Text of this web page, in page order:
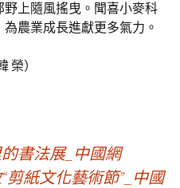
上隨風搖曳。聞喜小麥科
農業成長進獻更多氣力。
榮）
書法展_中國網
紙文化藝術節”_中國